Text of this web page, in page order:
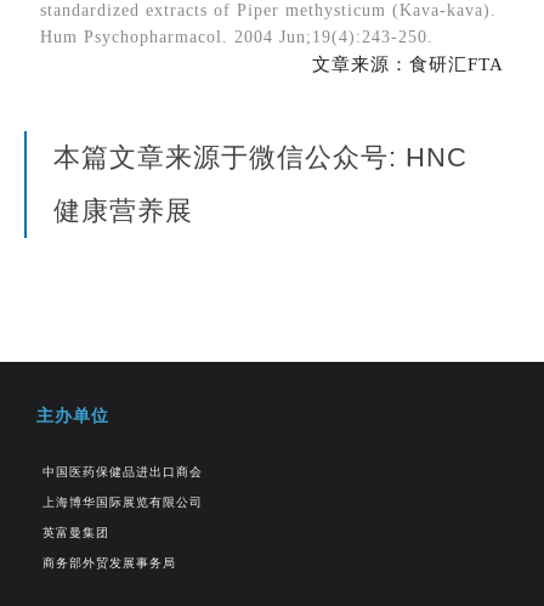
standardized extracts of Piper methysticum (Kava-kava).
Hum Psychopharmacol. 2004 Jun;19(4):243-250.
文章来源：食研汇FTA
本篇文章来源于微信公众号: HNC
健康营养展
主办单位
中国医药保健品进出口商会
上海博华国际展览有限公司
英富曼集团
商务部外贸发展事务局